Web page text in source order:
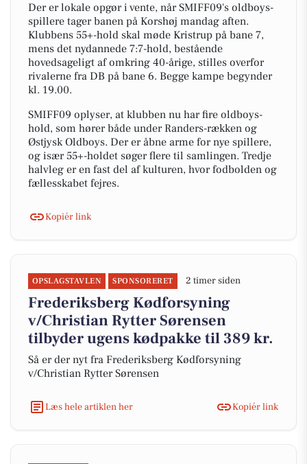
Der er lokale opgør i vente, når SMIFF09's oldboys-
spillere tager banen på Korshøj mandag aften.
Klubbens 55+-hold skal møde Kristrup på bane 7,
mens det nydannede 7:7-hold, bestående
hovedsageligt af omkring 40-årige, stilles overfor
rivalerne fra DB på bane 6. Begge kampe begynder
kl. 19.00.
SMIFF09 oplyser, at klubben nu har fire oldboys-
hold, som hører både under Randers-rækken og
Østjysk Oldboys. Der er åbne arme for nye spillere,
og især 55+-holdet søger flere til samlingen. Tredje
halvleg er en fast del af kulturen, hvor fodbolden og
fællesskabet fejres.
Kopiér link
OPSLAGSTAVLEN SPONSORERET 2 timer siden
Frederiksberg Kødforsyning
v/Christian Rytter Sørensen
tilbyder ugens kødpakke til 389 kr.
Så er der nyt fra Frederiksberg Kødforsyning
v/Christian Rytter Sørensen
Læs hele artiklen her Kopiér link